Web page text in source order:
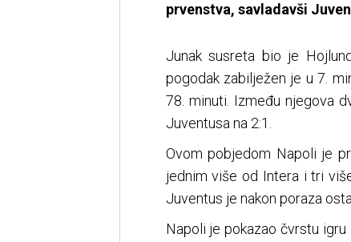
prvenstva, savladavši
Junak susreta bio je
pogodak zabilježen je u 7.
78. minuti. Između njegova
Juventusa na 2:1.
Ovom pobjedom Napoli je
jednim više od Intera i tri
Juventus je nakon poraza
Napoli je pokazao čvrstu